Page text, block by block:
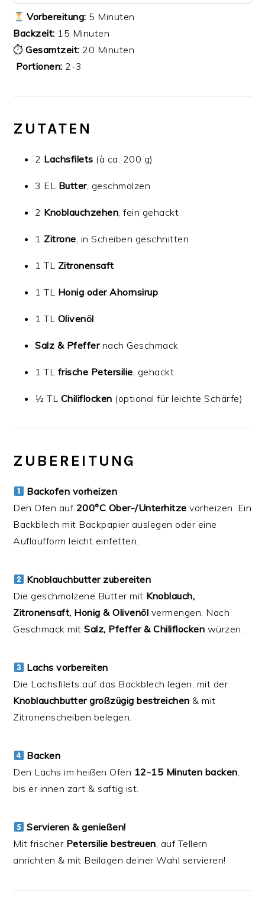
Vorbereitung: 5 Minuten
Backzeit: 15 Minuten
⏱Gesamtzeit: 20 Minuten
Portionen: 2-3
ZUTATEN
2 Lachsfilets (à ca. 200 g)
3 EL Butter, geschmolzen
2 Knoblauchzehen, fein gehackt
1 Zitrone, in Scheiben geschnitten
1 TL Zitronensaft
1 TL Honig oder Ahornsirup
1 TL Olivenöl
Salz & Pfeffernach Geschmack
1 TL frische Petersilie, gehackt
½ TL Chiliflocken (optional für leichte Schärfe)
ZUBEREITUNG
Backofen vorheizen
Den Ofen auf 200°C Ober-/Unterhitze vorheizen. Ein
Backblech mit Backpapier auslegen oder eine
Auflaufform leicht einfetten.
Knoblauchbutter zubereiten
Die geschmolzene Butter mit Knoblauch,
Zitronensaft, Honig & Olivenöl vermengen. Nach
Geschmack mitSalz, Pfeffer & Chiliflocken würzen.
Lachs vorbereiten
Die Lachsfilets auf das Backblech legen, mit der
Knoblauchbutter großzügig bestreichen & mit
Zitronenscheiben belegen.
Backen
Den Lachs im heißen Ofen 12-15 Minuten backen,
bis er innen zart & saftig ist.
Servieren & genießen!
Mit frischer Petersilie bestreuen, auf Tellern
anrichten & mit Beilagen deiner Wahl servieren!